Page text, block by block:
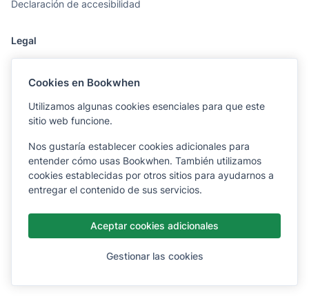
Declaración de accesibilidad
Legal
Condiciones generales
Declaración de confidencialidad
Recursos
Centro de ayuda
Cómo actualizar tu reserva
¿Necesita ayuda?
© Copyright 2026 - Bookwhen Ltd Español
Cookies en Bookwhen
Utilizamos algunas cookies esenciales para que este
sitio web funcione.
Nos gustaría establecer cookies adicionales para
entender cómo usas Bookwhen. También utilizamos
cookies establecidas por otros sitios para ayudarnos a
entregar el contenido de sus servicios.
Aceptar cookies adicionales
Gestionar las cookies